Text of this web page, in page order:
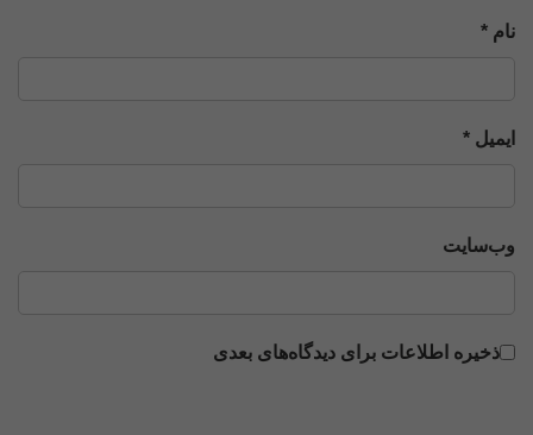
نام *
ایمیل *
وب‌سایت
ذخیره اطلاعات برای دیدگاه‌های بعدی